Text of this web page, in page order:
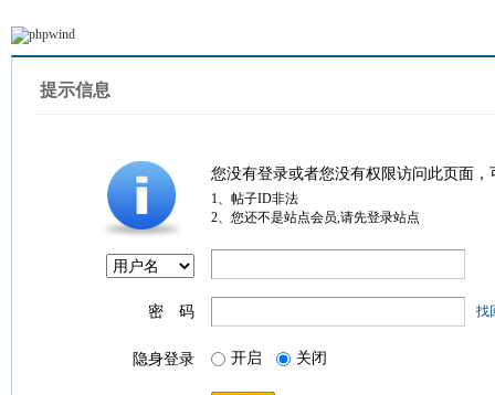
提示信息
您没有登录或者您没有权限访问此页面
1、帖子ID非法
2、您还不是站点会员,请先登录站点
密 码 找
隐身登录 开启 关闭